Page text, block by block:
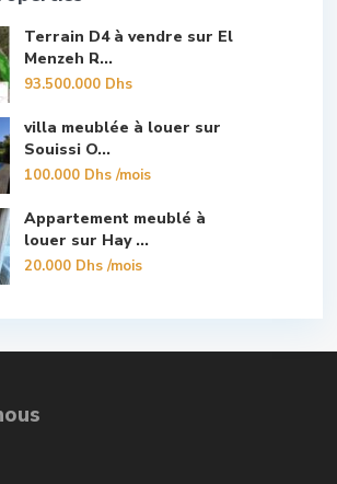
Terrain D4 à vendre sur El
Menzeh R...
93.500.000 Dhs
villa meublée à louer sur
Souissi O...
100.000 Dhs/mois
Appartement meublé à
louer sur Hay ...
20.000 Dhs/mois